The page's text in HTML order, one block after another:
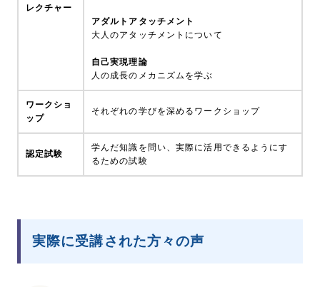
レクチャー
アダルトアタッチメント
大人のアタッチメントについて
自己実現理論
人の成長のメカニズムを学ぶ
ワークショ
ップ
それぞれの学びを深めるワークショップ
認定試験
学んだ知識を問い、実際に活用できるようにす
るための試験
実際に受講された方々の声